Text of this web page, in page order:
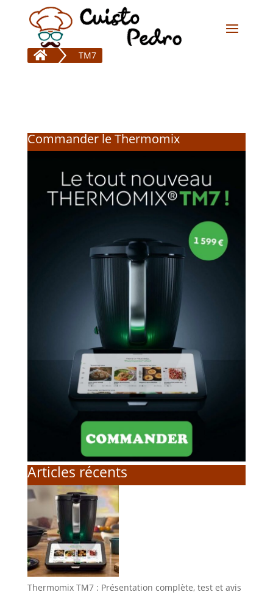
 TM7
Commander le Thermomix
Articles récents
Thermomix TM7 : Présentation complète, test et avis